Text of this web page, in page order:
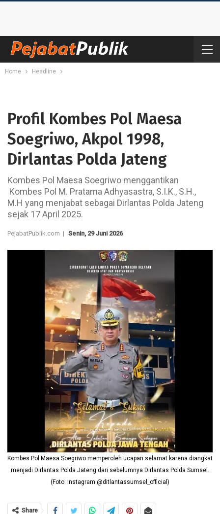
Home Headline
Profil Kombes Pol Maesa
Soegriwo, Akpol 1998,
Dirlantas Polda Jateng
Kombes Pol Maesa Soegriwo menggantikan
Kombes Pol M. Pratama Adhyasastra, S.I.K., S.H.,
M.H yang menjabat sebagai Dirlantas Polda Jateng
sejak 17 April 2025.
PejabatPublik.com | Senin, 29 Juni 2026
Kombes Pol Maesa Soegriwo memperoleh ucapan selamat karena diangkat
menjadi Dirlantas Polda Jateng dari sebelumnya Dirlantas Polda Sumsel.
(Foto: Instagram @ditlantassumsel_official)
Share